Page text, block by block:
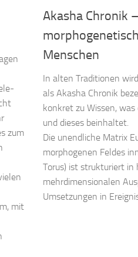
zum
mit
Akasha Chronik
Menschen
In alten Traditionen
als Akasha Chronik
konkret zu Wissen,
und dieses beinhaltet.
Die unendliche Matrix
morphogenen Feldes
Torus) ist strukturiert in
mehrdimensionalen
Umsetzungen in